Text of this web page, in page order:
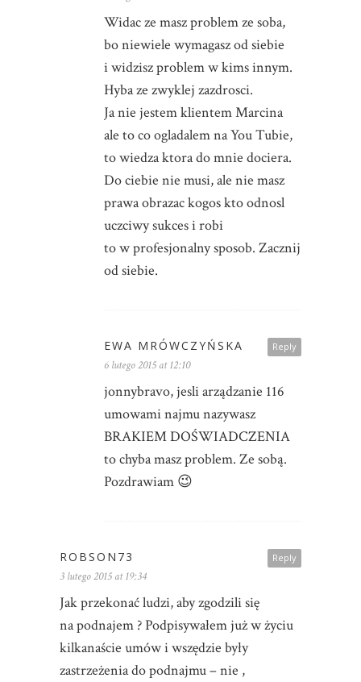
Widac ze masz problem ze soba,
bo niewiele wymagasz od siebie
i widzisz problem w kims innym.
Hyba ze zwyklej zazdrosci.
Ja nie jestem klientem Marcina
ale to co ogladalem na You Tubie,
to wiedza ktora do mnie dociera.
Do ciebie nie musi, ale nie masz
prawa obrazac kogos kto odnosl
uczciwy sukces i robi
to w profesjonalny sposob. Zacznij
od siebie.
Reply
EWA MRÓWCZYŃSKA
6 lutego 2015 at 12:10
jonnybravo, jesli arządzanie 116
umowami najmu nazywasz
BRAKIEM DOŚWIADCZENIA
to chyba masz problem. Ze sobą.
Pozdrawiam 😉
Reply
ROBSON73
3 lutego 2015 at 19:34
Jak przekonać ludzi, aby zgodzili się
na podnajem ? Podpisywałem już w życiu
kilkanaście umów i wszędzie były
zastrzeżenia do podnajmu – nie ,